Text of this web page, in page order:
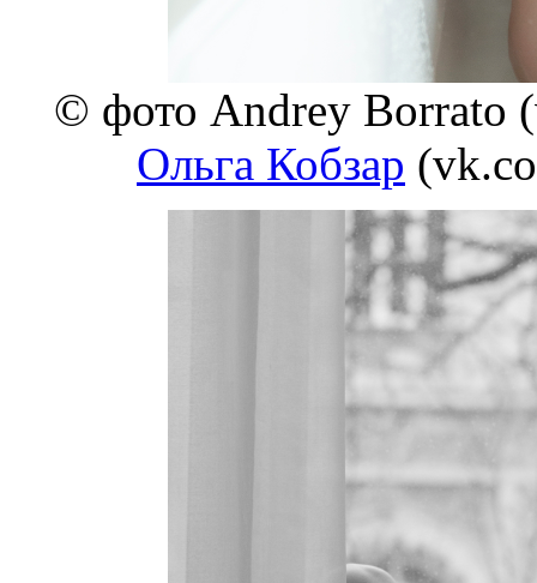
© фото Andrey Borrato
Ольга Кобзар